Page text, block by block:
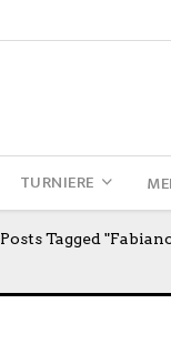
TURNIERE
Posts Tagged